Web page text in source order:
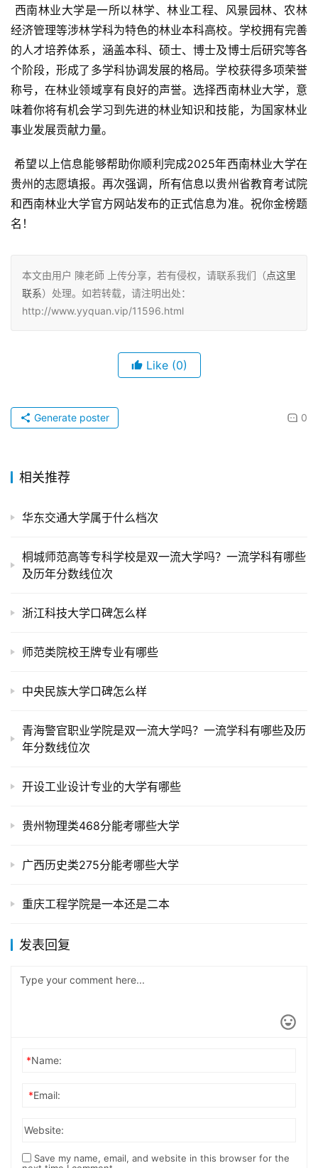
经济管理等涉林学科为特色的林业本科高校。学校拥有完善
的人才培养体系，涵盖本科、硕士、博士及博士后研究等各
个阶段，形成了多学科协调发展的格局。学校获得多项荣誉
称号，在林业领域享有良好的声誉。选择西南林业大学，意
味着你将有机会学习到先进的林业知识和技能，为国家林业
事业发展贡献力量。
希望以上信息能够帮助你顺利完成2025年西南林业大学在
贵州的志愿填报。再次强调，所有信息以贵州省教育考试院
和西南林业大学官方网站发布的正式信息为准。祝你金榜题
名！
本文由用户 陳老師 上传分享，若有侵权，请联系我们（点这里
联系）处理。如若转载，请注明出处：
http://www.yyquan.vip/11596.html
Like (0)
0
Generate poster
相关推荐
华东交通大学属于什么档次
桐城师范高等专科学校是双一流大学吗？一流学科有哪些
及历年分数线位次
浙江科技大学口碑怎么样
师范类院校王牌专业有哪些
中央民族大学口碑怎么样
青海警官职业学院是双一流大学吗？一流学科有哪些及历
年分数线位次
开设工业设计专业的大学有哪些
贵州物理类468分能考哪些大学
广西历史类275分能考哪些大学
重庆工程学院是一本还是二本
发表回复
*Name:
*Email:
Website:
Save my name, email, and website in this browser for the